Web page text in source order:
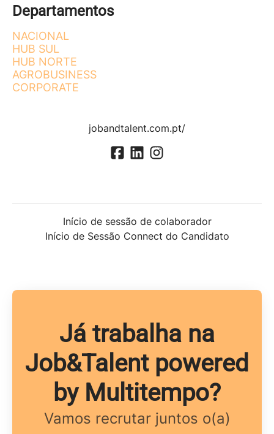
Departamentos
NACIONAL
HUB SUL
HUB NORTE
AGROBUSINESS
CORPORATE
jobandtalent.com.pt/
Início de sessão de colaborador
Início de Sessão Connect do Candidato
Já trabalha na
Job&Talent powered
by Multitempo?
Vamos recrutar juntos o(a)